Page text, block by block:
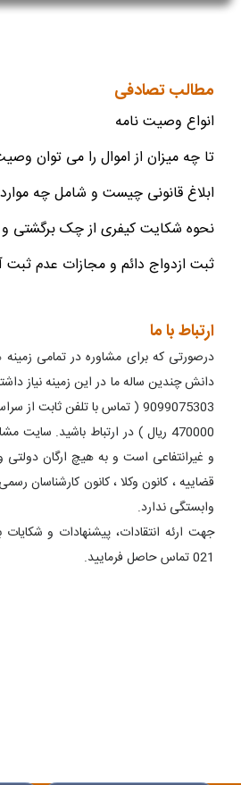
مطالب تصادفی
انواع وصیت نامه
تا چه میزان از اموال را می توان
ابلاغ قانونی چیست و شامل چه
نحوه شکایت کیفری از چک برگشتی
ثبت ازدواج دائم و مجازات عدم ثبت
ارتباط با ما
درصورتی که برای مشاوره در تمامی
دانش چندین ساله ما در این زمینه نیاز
9099075303 ( تماس با تلفن ثابت
470000 ریال ) در ارتباط باشید.
و غیرانتفاعی است و به هیچ ارگان
قضاییه ، کانون وکلا ، کانون کارشناسان
وابستگی ندارد.
021 تماس حاصل فرمایید.